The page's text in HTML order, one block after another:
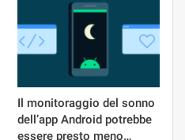
Il monitoraggio del sonno
dell’app Android potrebbe
essere presto meno…